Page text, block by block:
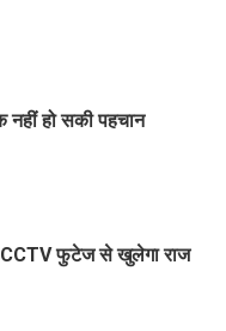
हो सकी पहचान
CCTV फुटेज से खुलेगा राज